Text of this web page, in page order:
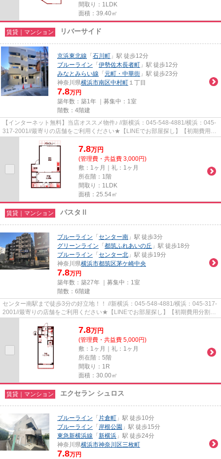
間取り：1LDK
面積：39.40㎡
賃貸｜マンション リバーサイド
京浜東北線 「 石川町 」駅 徒歩12分
ブルーライン 「 伊勢佐木長者町 」駅 徒歩12分
みなとみらい線 「 元町・中華街 」駅 徒歩23分
神奈川県横浜市南区中村町 １丁目
7.8万円
築年数：築1年 ｜募集中： 1室
階数：4階建
【インターネット無料】当店オススメ物件♪ //新横浜：045-548-4881/横浜：045-
317-2001//最寄りの店舗をご利用ください★【LINEでお部屋探し】【初期費用分
割払い】【19時以降も対応】...
7.8万円
(管理費・共益費 3,000円)
敷：1ヶ月｜礼：1ヶ月
所在階：1階
間取り：1LDK
面積：25.54㎡
賃貸｜マンション パスタⅡ
ブルーライン 「 センター南 」駅 徒歩3分
グリーンライン 「 都筑ふれあいの丘 」駅 徒歩18分
ブルーライン 「 センター北 」駅 徒歩19分
神奈川県横浜市都筑区茅ケ崎中央
7.8万円
築年数：築27年 ｜募集中： 1室
階数：6階建
センター南駅まで徒歩3分の好立地！！ //新横浜：045-548-4881/横浜：045-317-
2001//最寄りの店舗をご利用ください★【LINEでお部屋探し】【初期費用分割払
7.8万円
(管理費・共益費 5,000円)
敷：1ヶ月｜礼：1ヶ月
所在階：5階
間取り：1R
面積：30.00㎡
賃貸｜マンション エクセラン シュロス
ブルーライン 「 片倉町 」駅 徒歩10分
ブルーライン 「 岸根公園 」駅 徒歩15分
東急新横浜線 「 新横浜 」駅 徒歩24分
神奈川県横浜市神奈川区三枚町
7.8万円